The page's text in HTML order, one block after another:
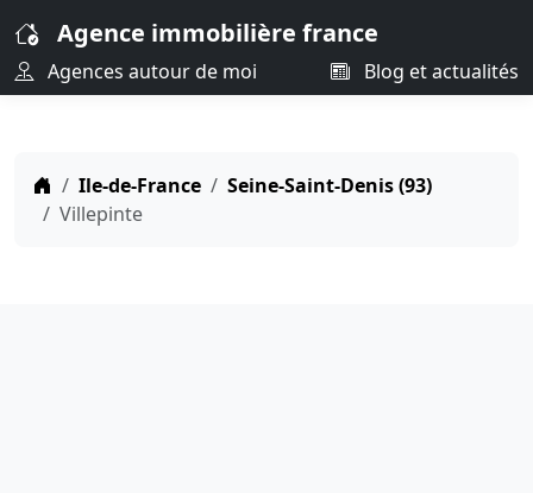
Agence immobilière france
Agences autour de moi Blog et actualités
Ile-de-France
Seine-Saint-Denis (93)
Villepinte